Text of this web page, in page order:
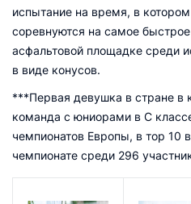
испытание на время, в
соревнуются на самое
асфальтовой площадке среди
в виде конусов.
***Первая девушка в стране в
команда с юниорами в С
чемпионатов Европы, в тор 10
чемпионате среди 296